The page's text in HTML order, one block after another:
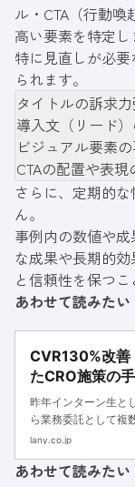
ル・CTA（行動
高い要素を特定し
特に見直しが必
られます。
タイトルの訴求
導入文（リード
ビジュアル要素
CTAの配置や表現
さらに、定期的
ん。
事例内の数値や
な成果や長期的
と信頼性を保つこ
あわせて読みたい
CVR130%改善
たCRO施策の
昨年インターン生と
ら業務委託として複
うき（@yuki-
り上げを2倍にする
lany.co.jp
あわせて読みたい